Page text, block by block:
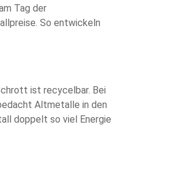
Tag der
So entwickeln
ist recycelbar. Bei
Altmetalle in den
doppelt so viel Energie